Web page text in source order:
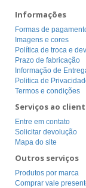
Informações
Formas de
Imagens e cores
Política de troca e
Prazo de fabricação
Informação de
Politica de
Termos e condições
Serviços ao
Entre em contato
Solicitar devolução
Mapa do site
Outros serviços
Produtos por marca
Comprar vale